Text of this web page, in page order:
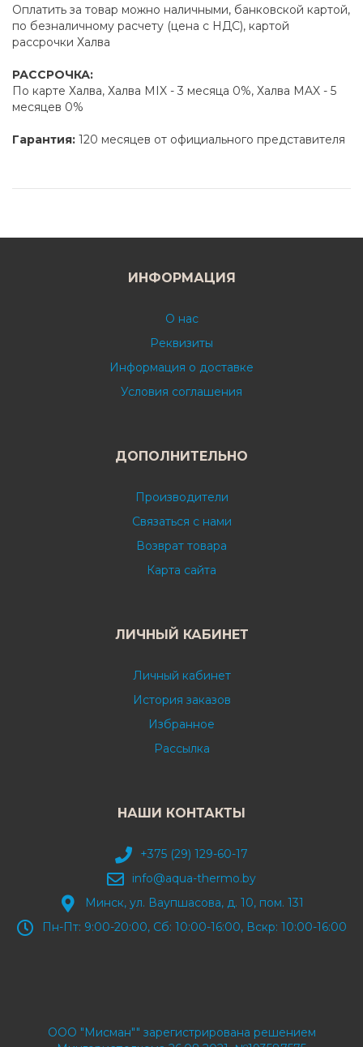
Оплатить за товар можно наличными, банковской картой,
по безналичному расчету (цена с НДС), картой
рассрочки Халва
РАССРОЧКА:
По карте Халва, Халва MIX - 3 месяца 0%, Халва MAX - 5
месяцев 0%
Гарантия: 120 месяцев от официального представителя
ИНФОРМАЦИЯ
О нас
Реквизиты
Информация о доставке
Условия соглашения
ДОПОЛНИТЕЛЬНО
Производители
Связаться с нами
Возврат товара
Карта сайта
ЛИЧНЫЙ КАБИНЕТ
Личный кабинет
История заказов
Избранное
Рассылка
НАШИ КОНТАКТЫ
+375 (29) 129-60-17
info@aqua-thermo.by
Минск, ул. Ваупшасова, д. 10, пом. 131
Пн-Пт: 9:00-20:00, Сб: 10:00-16:00, Вскр: 10:00-16:00
ООО "Мисман"" зарегистрирована решением